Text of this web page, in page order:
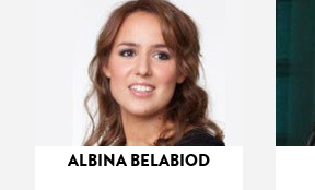
ALBINA BELABIOD